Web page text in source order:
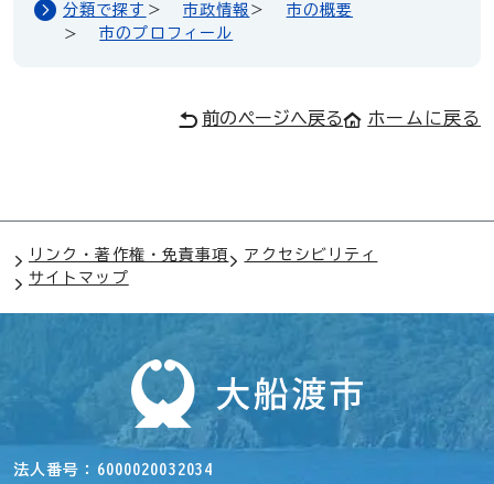
分類で探す 市政情報
市の概要
市のプロフィール
前のページへ戻る ホームに戻る
リンク・著作権・免責事項
アクセシビリティ
サイトマップ
法人番号 6000020032034